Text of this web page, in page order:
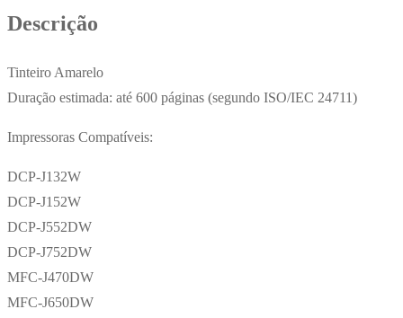
Pág.
Descrição
Tinteiro Amarelo
Duração estimada: até 600 páginas (segundo ISO/IEC 24711)
Impressoras Compatíveis:
DCP-J132W
DCP-J152W
DCP-J552DW
DCP-J752DW
MFC-J470DW
MFC-J650DW